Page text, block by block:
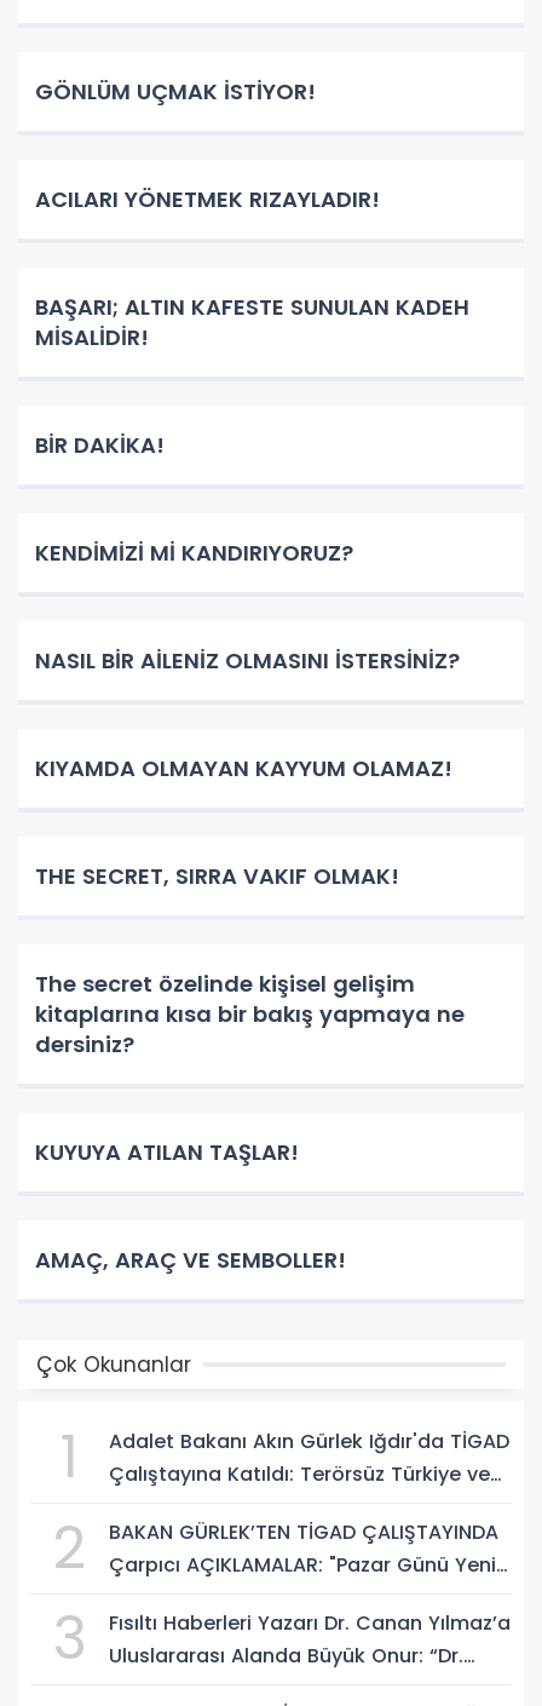
GÖNLÜM UÇMAK İSTİYOR!
ACILARI YÖNETMEK RIZAYLADIR!
BAŞARI; ALTIN KAFESTE SUNULAN KADEH
MİSALİDİR!
BİR DAKİKA!
KENDİMİZİ Mİ KANDIRIYORUZ?
NASIL BİR AİLENİZ OLMASINI İSTERSİNİZ?
KIYAMDA OLMAYAN KAYYUM OLAMAZ!
THE SECRET, SIRRA VAKIF OLMAK!
The secret özelinde kişisel gelişim
kitaplarına kısa bir bakış yapmaya ne
dersiniz?
KUYUYA ATILAN TAŞLAR!
AMAÇ, ARAÇ VE SEMBOLLER!
Çok Okunanlar
1
Adalet Bakanı Akın Gürlek Iğdır'da TİGAD
Çalıştayına Katıldı: Terörsüz Türkiye ve
2
BAKAN GÜRLEK’TEN TİGAD ÇALIŞTAYINDA
Çarpıcı AÇIKLAMALAR: "Pazar Günü Yeni
3
Fısıltı Haberleri Yazarı Dr. Canan Yılmaz’a
Uluslararası Alanda Büyük Onur: “Dr.